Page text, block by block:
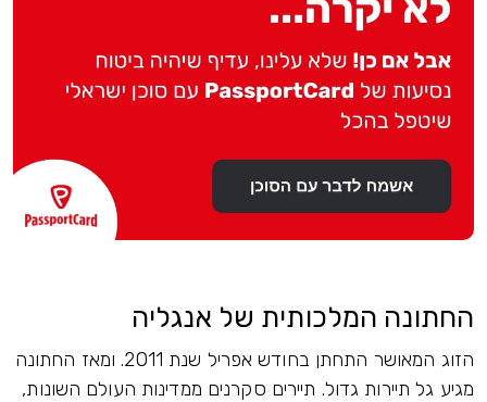
החתונה המלכותית של אנגליה
הזוג המאושר התחתן בחודש אפריל שנת 2011. ומאז החתונה
מגיע גל תיירות גדול. תיירים סקרנים ממדינות העולם השונות,